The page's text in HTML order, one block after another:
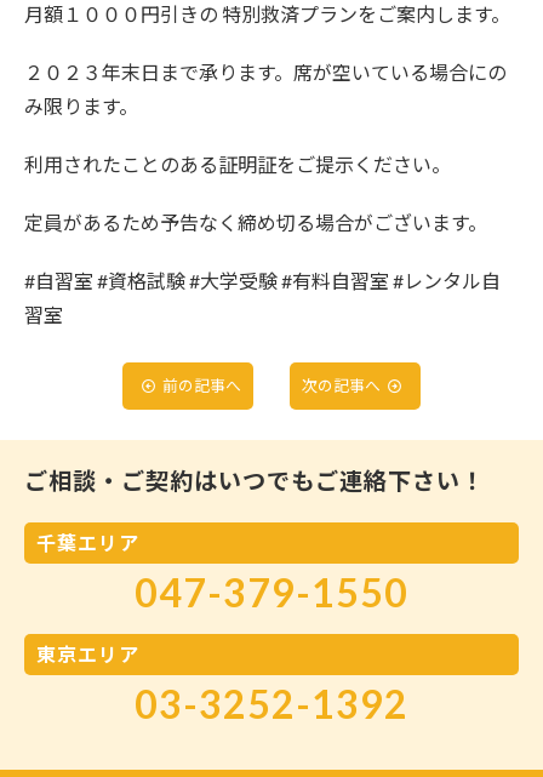
月額１０００円引きの 特別救済プランをご案内します。
２０２３年末日まで承ります。席が空いている場合にの
み限ります。
利用されたことのある証明証をご提示ください。
定員があるため予告なく締め切る場合がございます。
#自習室 #資格試験#大学受験#有料自習室 #レンタル自
習室
前の記事へ 次の記事へ
ご相談・ご契約はいつでもご連絡下さい！
千葉エリア
047-379-1550
東京エリア
03-3252-1392